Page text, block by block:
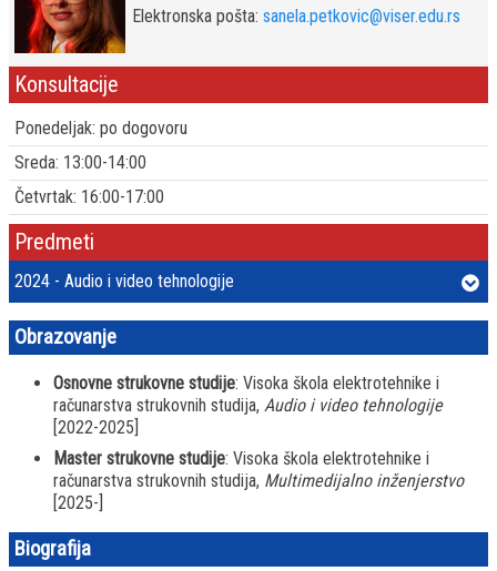
Obrazovanje
Osnovne strukovne studije: Visoka škola elektrotehnike i
računarstva strukovnih studija, Audio i video tehnologije
[2022-2025]
Master strukovne studije: Visoka škola elektrotehnike i
računarstva strukovnih studija, Multimedijalno inženjerstvo
[2025-]
Biografija
Elektronska pošta: sanela.petkovic@viser.edu.rs
Konsultacije
Ponedeljak: po dogovoru
Sreda: 13:00-14:00
Četvrtak: 16:00-17:00
Predmeti
2024 - Audio i video tehnologije